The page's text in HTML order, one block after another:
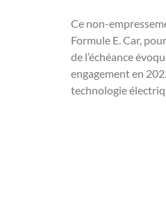
Ce non-
Formule E. Car,
de l’échéance
engagement en
technologie